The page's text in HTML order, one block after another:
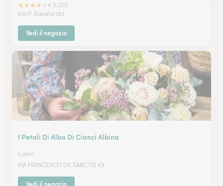
★★★★
4.3 (20)
Via P. Baratta 193
Vedi il negozio
I Petali Di Alba Di Cianci Albina
Calitri
VIA FRANCESCO DE SANCTIS 43
Vedi il negozio